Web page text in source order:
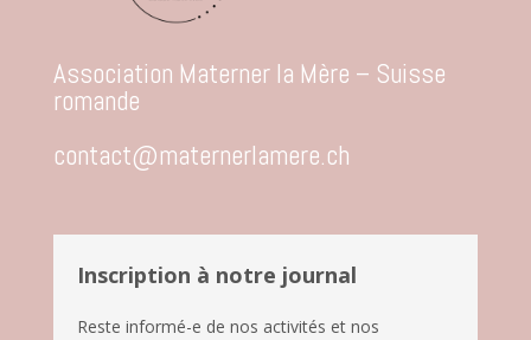
Association Materner la Mère – Suisse
romande
contact@maternerlamere.ch
Inscription à notre journal
Reste informé-e de nos activités et nos